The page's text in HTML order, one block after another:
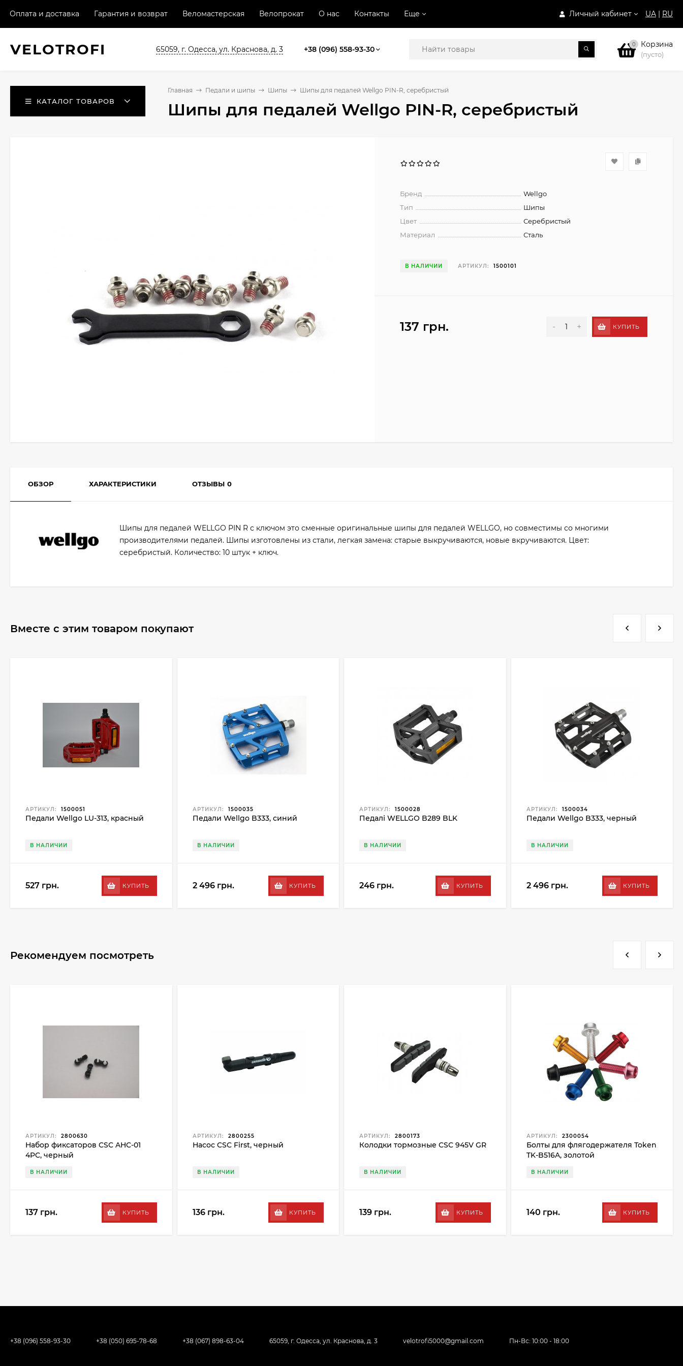
Личный кабинет UA | RU
Оплата и доставка Гарантия и возврат Веломастерская Велопрокат О нас Контакты Еще
VELOTROFI 65059, г. Одесса, ул. Краснова, д. 3 +38 (096) 558-93-30 0 Корзина
(пусто)
КАТАЛОГ ТОВАРОВ
Главная Педали и шипы Шипы Шипы для педалей Wellgo PIN-R, серебристый
Шипы для педалей Wellgo PIN-R, серебристый
Бренд
Wellgo
Тип
Шипы
Цвет
Серебристый
Материал
Сталь
В НАЛИЧИИ АРТИКУЛ: 1500101
137 грн. - + КУПИТЬ
ОБЗОР ХАРАКТЕРИСТИКИ ОТЗЫВЫ 0
Шипы для педалей WELLGO PIN R с ключом это сменные оригинальные шипы для педалей WELLGO, но совместимы со многими
производителями педалей. Шипы изготовлены из стали, легкая замена: старые выкручиваются, новые вкручиваются. Цвет:
серебристый. Количество: 10 штук + ключ.
Вместе с этим товаром покупают
АРТИКУЛ: 1500051
Педали Wellgo LU-313, красный
В НАЛИЧИИ
527 грн. КУПИТЬ
АРТИКУЛ: 1500035
Педали Wellgo B333, синий
В НАЛИЧИИ
2 496 грн. КУПИТЬ
АРТИКУЛ: 1500028
Педалі WELLGO B289 BLK
В НАЛИЧИИ
246 грн. КУПИТЬ
АРТИКУЛ: 1500034
Педали Wellgo B333, черный
В НАЛИЧИИ
2 496 грн. КУПИТЬ
Рекомендуем посмотреть
АРТИКУЛ: 2800630
Набор фиксаторов CSC AHC-01
4PC, черный
В НАЛИЧИИ
137 грн. КУПИТЬ
АРТИКУЛ: 2800255
Насос CSC First, черный
В НАЛИЧИИ
136 грн. КУПИТЬ
АРТИКУЛ: 2800173
Колодки тормозные CSC 945V GR
В НАЛИЧИИ
139 грн. КУПИТЬ
АРТИКУЛ: 2300054
Болты для флягодержателя Token
TK-B516A, золотой
В НАЛИЧИИ
140 грн. КУПИТЬ
+38 (096) 558-93-30 +38 (050) 695-78-68 +38 (067) 898-63-04 65059, г. Одесса, ул. Краснова, д. 3 velotrofi5000@gmail.com Пн-Вс: 10:00 - 18:00